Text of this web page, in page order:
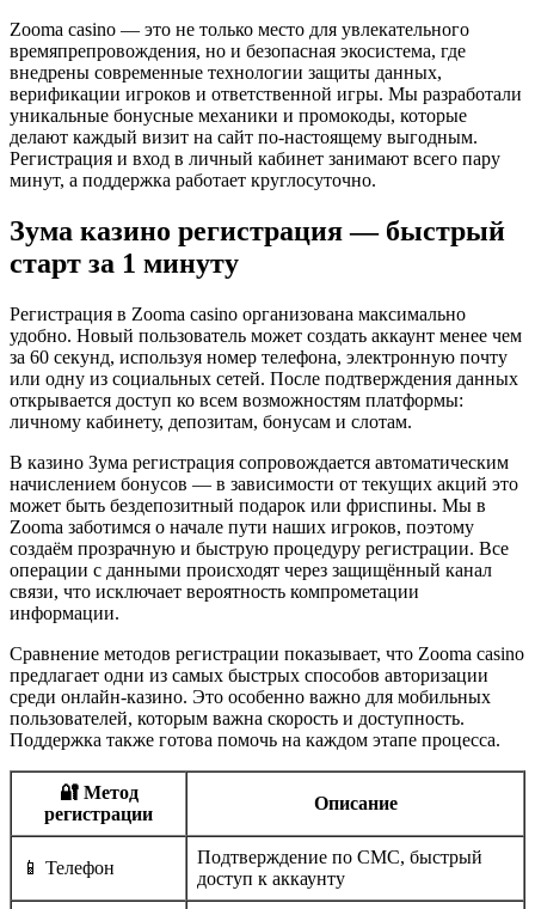
Zooma casino — это не только место для увлекательного
времяпрепровождения, но и безопасная экосистема, где
внедрены современные технологии защиты данных,
верификации игроков и ответственной игры. Мы разработали
уникальные бонусные механики и промокоды, которые
делают каждый визит на сайт по-настоящему выгодным.
Регистрация и вход в личный кабинет занимают всего пару
минут, а поддержка работает круглосуточно.
Зума казино регистрация — быстрый
старт за 1 минуту
Регистрация в Zooma casino организована максимально
удобно. Новый пользователь может создать аккаунт менее чем
за 60 секунд, используя номер телефона, электронную почту
или одну из социальных сетей. После подтверждения данных
открывается доступ ко всем возможностям платформы:
личному кабинету, депозитам, бонусам и слотам.
В казино Зума регистрация сопровождается автоматическим
начислением бонусов — в зависимости от текущих акций это
может быть бездепозитный подарок или фриспины. Мы в
Zooma заботимся о начале пути наших игроков, поэтому
создаём прозрачную и быструю процедуру регистрации. Все
операции с данными происходят через защищённый канал
связи, что исключает вероятность компрометации
информации.
Сравнение методов регистрации показывает, что Zooma casino
предлагает одни из самых быстрых способов авторизации
среди онлайн-казино. Это особенно важно для мобильных
пользователей, которым важна скорость и доступность.
Поддержка также готова помочь на каждом этапе процесса.
🔐 Метод
регистрации
Описание
📱 Телефон
Подтверждение по СМС, быстрый
доступ к аккаунту